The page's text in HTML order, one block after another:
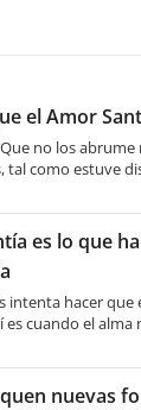
el Amor
no los
tal como estuve
es lo que
intenta hacer
cuando el alma
nuevas